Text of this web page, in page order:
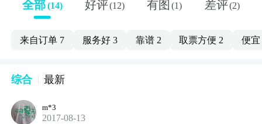
全部(14) 好评(12) 有图 (1) 差评(2)
来自订单 7 服务好3 靠谱 2 取票方便 2 便
综合 最新
m*3
2017-08-13